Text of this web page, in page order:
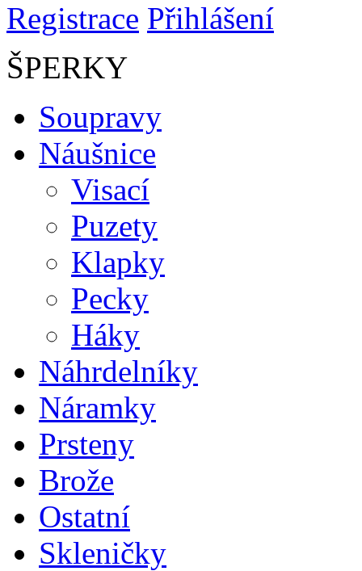
Registrace Přihlášení
ŠPERKY
Soupravy
Náušnice
Visací
Puzety
Klapky
Pecky
Háky
Náhrdelníky
Náramky
Prsteny
Brože
Ostatní
Skleničky